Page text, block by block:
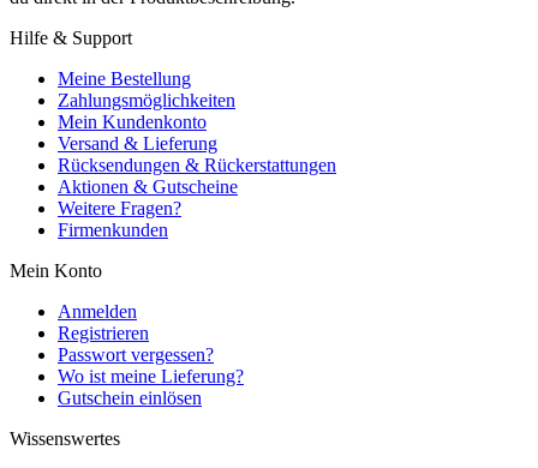
Hilfe & Support
Meine Bestellung
Zahlungsmöglichkeiten
Mein Kundenkonto
Versand & Lieferung
Rücksendungen & Rückerstattungen
Aktionen & Gutscheine
Weitere Fragen?
Firmenkunden
Mein Konto
Anmelden
Registrieren
Passwort vergessen?
Wo ist meine Lieferung?
Gutschein einlösen
Wissenswertes